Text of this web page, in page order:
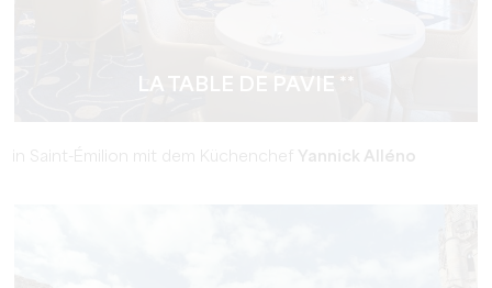
LA TABLE DE PAVIE **
in Saint-Émilion mit dem Küchenchef Yannick Alléno